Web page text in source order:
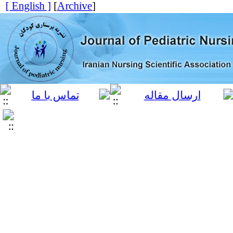
[
Archive
]
[ English ]